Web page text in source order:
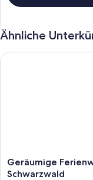
Ähnliche
Geräumige
Ferienwohnung
Geräumige
Schwarzwald
Geräumige